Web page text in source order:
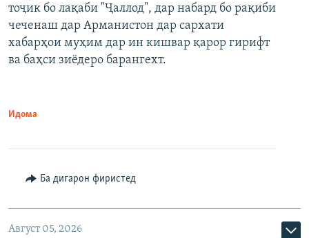
Auto 240p 360p 480p
720p 1080p
480p
тоҷик бо лақаби "Ҷаллод", дар набард бо рақиби
чеченаш дар Арманистон дар сархати
хабарҳои муҳим дар ин кишвар қарор гирифт
ва баҳси зиёдеро барангехт.
Идома
Ба дигарон фиристед
Август 05, 2026